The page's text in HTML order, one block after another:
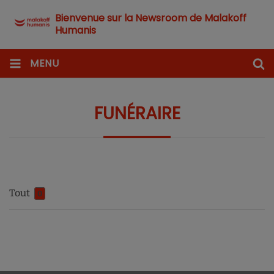
Bienvenue sur la Newsroom de Malakoff
Humanis
MENU
FUNÉRAIRE
Tout 0